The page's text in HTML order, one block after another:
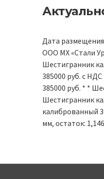
Дата
ООО МХ «Стали
Шестигранник
385000 руб. с
385000 руб. * *
Шестигранник
калиброванный
мм, остаток: